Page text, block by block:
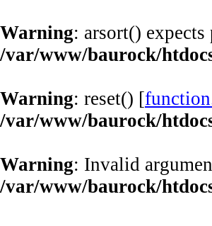
Warning: arsort()
/var/www/baurock/
Warning: reset() [
/var/www/baurock/
Warning: Invalid
/var/www/baurock/